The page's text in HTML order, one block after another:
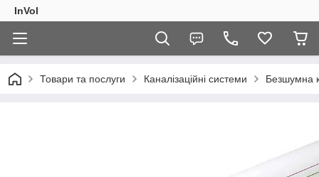
InVol
Товари та послуги Каналізаційні системи Безшумна